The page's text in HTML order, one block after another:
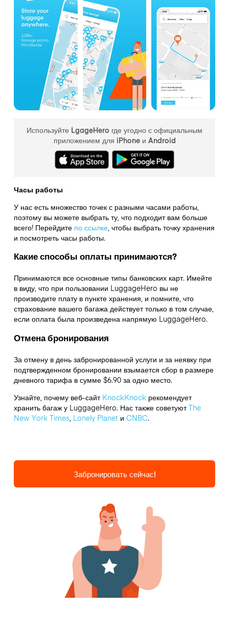
Используйте LgageHero где угодно с официальным
приложением для iPhone и Android
Часы работы
У нас есть множество точек с разными часами работы,
поэтому вы можете выбрать ту, что подходит вам больше
всего! Перейдите по ссылке,чтобы выбрать точку хранения
и посмотреть часы работы.
Какие способы оплаты принимаются?
Принимаются все основные типы банковских карт. Имейте
в виду, что при пользовании LuggageHero вы не
производите плату в пункте хранения, и помните, что
страхование вашего багажа действует только в том случае,
если оплата была произведена напрямую LuggageHero.
Отмена бронирования
За отмену в день забронированной услуги и за неявку при
подтвержденном бронировании взымается сбор в размере
дневного тарифа в сумме $6.90 за одно место.
Узнайте, почему веб-сайт KnockKnockрекомендует
хранить багаж у LuggageHero. Нас также советуютThe
New York Times, Lonely Planetи CNBC.
Забронировать сейчас!